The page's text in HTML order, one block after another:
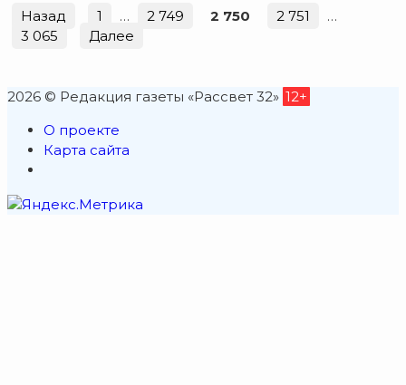
Назад 1 … 2 749 2 750 2 751
…
3 065
Далее
2026 © Редакция газеты «Рассвет 32» 12+
О проекте
Карта сайта